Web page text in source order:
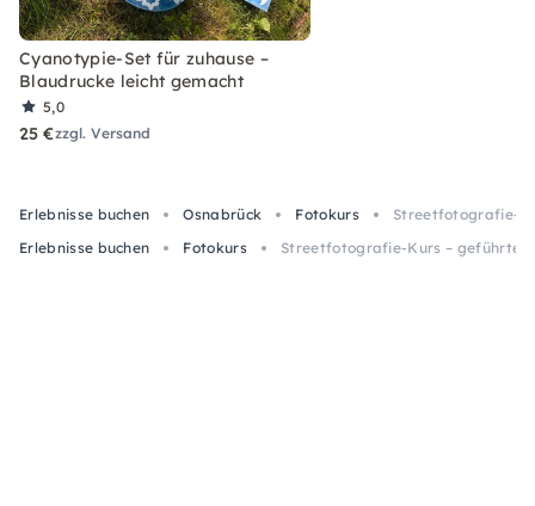
Cyanotypie-Set für zuhause –
Blaudrucke leicht gemacht
5,0
25 €zzgl. Versand
Erlebnisse buchen Osnabrück Fotokurs
Streetfotografie-
Erlebnisse buchen
Fotokurs Streetfotografie-Kurs – geführte